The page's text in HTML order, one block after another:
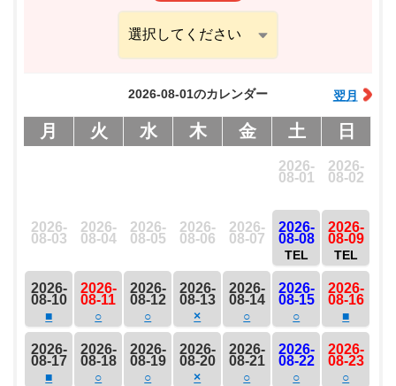
2026-08-01のカレンダー 翌月
月 火 水 木 金 土 日
2026-
08-01
2026-
08-02
2026-
08-03
2026-
08-04
2026-
08-05
2026-
08-06
2026-
08-07
2026-
08-08
TEL
2026-
08-09
TEL
2026-
08-10
■
2026-
08-11
○
2026-
08-12
○
2026-
08-13
×
2026-
08-14
○
2026-
08-15
○
2026-
08-16
■
2026-
08-17
■
2026-
08-18
○
2026-
08-19
○
2026-
08-20
×
2026-
08-21
○
2026-
08-22
○
2026-
08-23
○